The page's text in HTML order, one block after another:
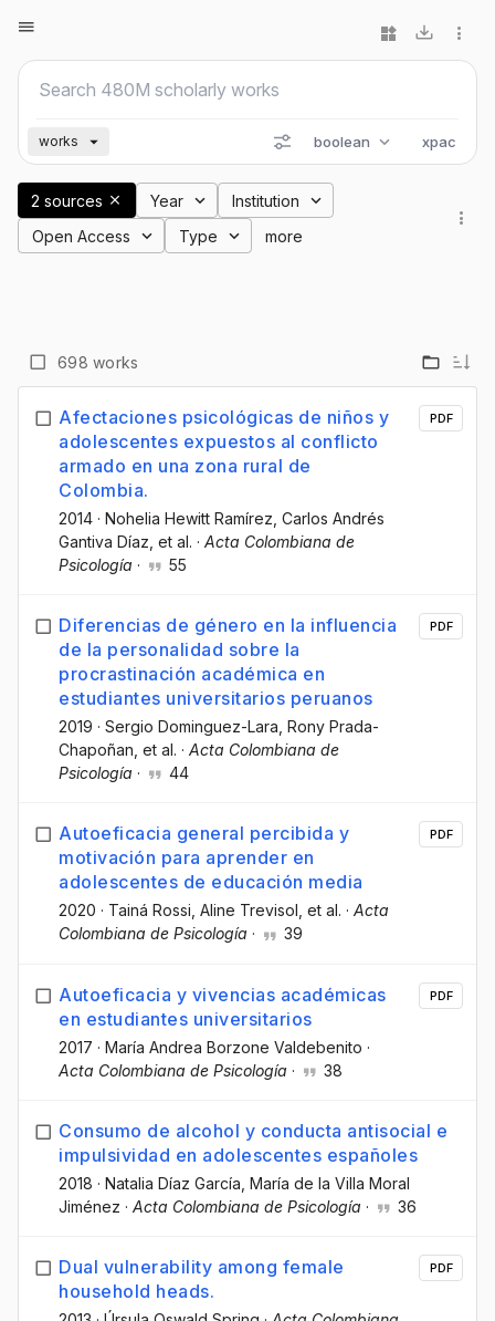
works boolean xpac
2 sources Year
Institution
Open Access
Type more
698 works
Afectaciones psicológicas de niños y
adolescentes expuestos al conflicto
armado en una zona rural de
Colombia.
2014 · Nohelia Hewitt Ramírez , Carlos Andrés
Gantiva Díaz , et al. · Acta Colombiana de
Psicología · 55
PDF
Diferencias de género en la influencia
de la personalidad sobre la
procrastinación académica en
estudiantes universitarios peruanos
2019 · Sergio Dominguez-Lara , Rony Prada-
Chapoñan , et al. · Acta Colombiana de
Psicología · 44
PDF
Autoeficacia general percibida y
motivación para aprender en
adolescentes de educación media
2020 · Tainá Rossi , Aline Trevisol , et al. · Acta
Colombiana de Psicología · 39
PDF
Autoeficacia y vivencias académicas
en estudiantes universitarios
2017 · María Andrea Borzone Valdebenito ·
Acta Colombiana de Psicología · 38
PDF
Consumo de alcohol y conducta antisocial e
impulsividad en adolescentes españoles
2018 · Natalia Díaz García , María de la Villa Moral
Jiménez · Acta Colombiana de Psicología · 36
Dual vulnerability among female
household heads.
PDF